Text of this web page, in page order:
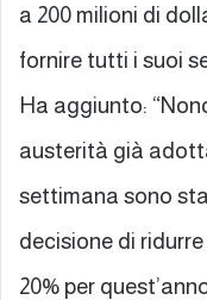
a 200 milioni di
fornire tutti i suoi
Ha aggiunto:
austerità già
settimana sono
decisione di
20% per